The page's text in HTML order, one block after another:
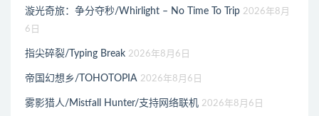
漩光奇旅：争分夺秒/Whirlight – No Time To Trip 2026年8月
6日
指尖碎裂/Typing Break 2026年8月6日
帝国幻想乡/TOHOTOPIA 2026年8月6日
雾影猎人/Mistfall Hunter/支持网络联机 2026年8月6日